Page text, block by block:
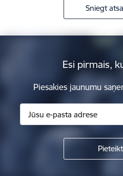
Sniegt
Esi pirmais,
Piesakies jaunumu